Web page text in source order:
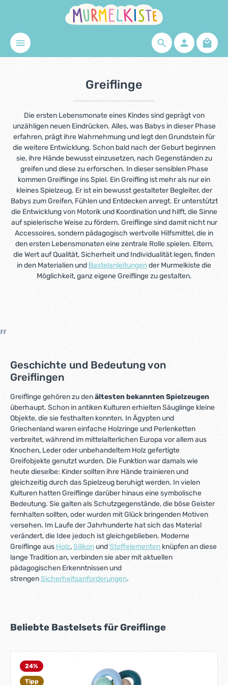
Zum Hauptinhalt springen
Greiflinge
Die ersten Lebensmonate eines Kindes sind geprägt von
unzähligen neuen Eindrücken. Alles, was Babys in dieser Phase
erfahren, prägt ihre Wahrnehmung und legt den Grundstein für
die weitere Entwicklung. Schon bald nach der Geburt beginnen
sie, ihre Hände bewusst einzusetzen, nach Gegenständen zu
greifen und diese zu erforschen. In dieser sensiblen Phase
kommen Greiflinge ins Spiel. Ein Greifling ist mehr als nur ein
kleines Spielzeug. Er ist ein bewusst gestalteter Begleiter, der
Babys zum Greifen, Fühlen und Entdecken anregt. Er unterstützt
die Entwicklung von Motorik und Koordination und hilft, die Sinne
auf spielerische Weise zu fördern. Greiflinge sind damit nicht nur
Accessoires, sondern pädagogisch wertvolle Hilfsmittel, die in
den ersten Lebensmonaten eine zentrale Rolle spielen. Eltern,
die Wert auf Qualität, Sicherheit und Individualität legen, finden
in den Materialien und Bastelanleitungender Murmelkiste die
Möglichkeit, ganz eigene Greiflinge zu gestalten.
Geschichte und Bedeutung von
Greiflingen
Greiflinge gehören zu denältesten bekannten Spielzeugen
überhaupt. Schon in antiken Kulturen erhielten Säuglinge kleine
Objekte, die sie festhalten konnten. In Ägypten und
Griechenland waren einfache Holzringe und Perlenketten
verbreitet, während im mittelalterlichen Europa vor allem aus
Knochen, Leder oder unbehandeltem Holz gefertigte
Greifobjekte genutzt wurden. Die Funktion war damals wie
heute dieselbe: Kinder sollten ihre Hände trainieren und
gleichzeitig durch das Spielzeug beruhigt werden. In vielen
Kulturen hatten Greiflinge darüber hinaus eine symbolische
Bedeutung. Sie galten als Schutzgegenstände, die böse Geister
fernhalten sollten, oder wurden mit Glück bringenden Motiven
versehen. Im Laufe der Jahrhunderte hat sich das Material
verändert, die Idee jedoch ist gleichgeblieben. Moderne
Greiflinge aus Holz,Silikon undStoffelementen knüpfen an diese
lange Tradition an, verbinden sie aber mit aktuellen
pädagogischen Erkenntnissen und
strengenSicherheitsanforderungen.
Produktgalerie überspringen
Beliebte Bastelsets für Greiflinge
24%
Tipp